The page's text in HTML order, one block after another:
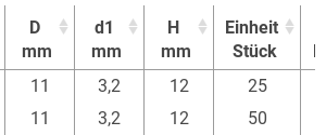
D
mm
d1
mm
H
mm
Einheit
Stück
D
d1
H
Einheit
11 3,2 12 25
11 3,2 12 50